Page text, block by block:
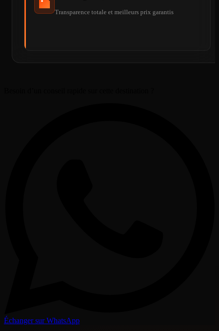
Transparence totale et meilleurs prix garantis
Échanger sur WhatsApp